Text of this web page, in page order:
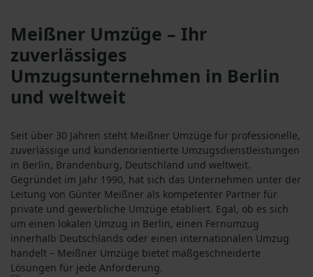
Meißner Umzüge – Ihr
zuverlässiges
Umzugsunternehmen in Berlin
und weltweit
Seit über 30 Jahren steht Meißner Umzüge für professionelle,
zuverlässige und kundenorientierte Umzugsdienstleistungen
in Berlin, Brandenburg, Deutschland und weltweit.
Gegründet im Jahr 1990, hat sich das Unternehmen unter der
Leitung von Günter Meißner als kompetenter Partner für
private und gewerbliche Umzüge etabliert. Egal, ob es sich
um einen lokalen Umzug in Berlin, einen Fernumzug
innerhalb Deutschlands oder einen internationalen Umzug
handelt – Meißner Umzüge bietet maßgeschneiderte
Lösungen für jede Anforderung.